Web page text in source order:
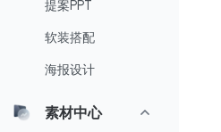
提案PPT
软装搭配
海报设计
素材中心